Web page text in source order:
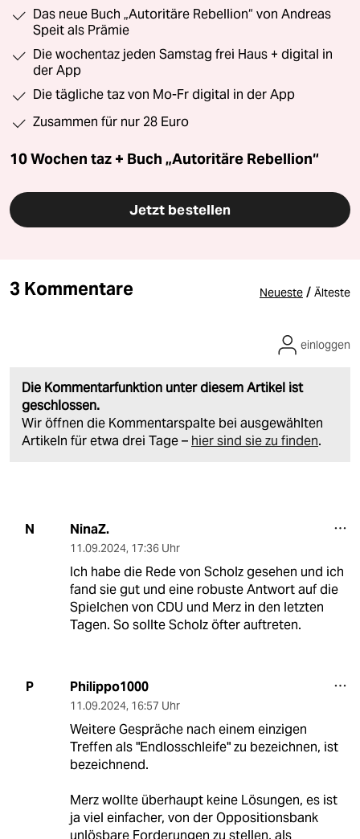
Das neue Buch „Autoritäre Rebellion“ von Andreas
Speit als Prämie
Die wochentaz jeden Samstag frei Haus + digital in
der App
Die tägliche taz von Mo-Fr digital in der App
Zusammen für nur 28 Euro
10 Wochen taz + Buch „Autoritäre Rebellion“
Jetzt bestellen
3 Kommentare Neueste / Älteste
Die Kommentarfunktion unter diesem Artikel ist
geschlossen.
Wir öffnen die Kommentarspalte bei ausgewählten
Artikeln für etwa drei Tage – hier sind sie zu finden.
einloggen
N NinaZ.
11.09.2024, 17:36 Uhr
Ich habe die Rede von Scholz gesehen und ich
fand sie gut und eine robuste Antwort auf die
Spielchen von CDU und Merz in den letzten
Tagen. So sollte Scholz öfter auftreten.
P Philippo1000
11.09.2024, 16:57 Uhr
Weitere Gespräche nach einem einzigen
Treffen als "Endlosschleife" zu bezeichnen, ist
bezeichnend.
Merz wollte überhaupt keine Lösungen, es ist
ja viel einfacher, von der Oppositionsbank
unlösbare Forderungen zu stellen, als